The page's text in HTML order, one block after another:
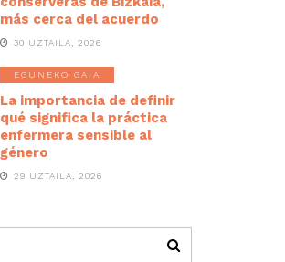
más cerca del acuerdo
30 UZTAILA, 2026
EGUNEKO GAIA
La importancia de definir
qué significa la práctica
enfermera sensible al
género
29 UZTAILA, 2026